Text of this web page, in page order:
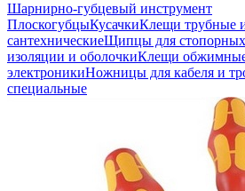
Шарнирно-губцевый инструмент
ПлоскогубцыКусачкиКлещи трубные
сантехническиеЩипцы для стопорных
изоляции и оболочкиКлещи
электроникиНожницы для кабеля и
специальные